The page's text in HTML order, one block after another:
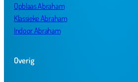
Opblaas Abraham
Klassieke Abraham
Indoor Abraham
Overig